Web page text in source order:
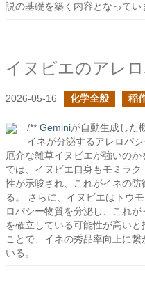
説の基礎を築く内容となってい
イヌビエのアレ
2026-05-16 化学全般 稲
/** Geminiが自動生成した
イネが分泌するアレロパ
厄介な雑草イヌビエが強いの
では、イヌビエ自身もモミラ
性が示唆され、これがイネの
る。 さらに、イヌビエはトウ
ロパシー物質を分泌し、これ
を確立している可能性が高い
ことで、イネの秀品率向上に
いる。